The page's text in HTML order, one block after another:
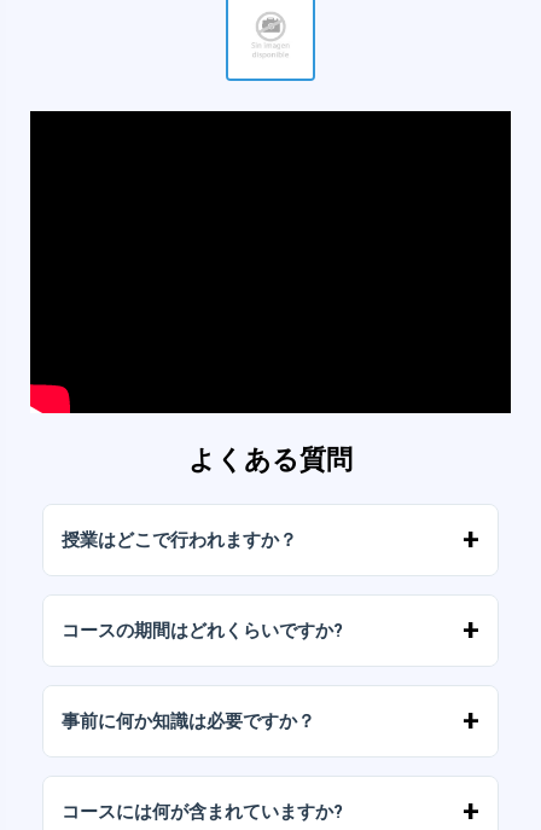
よくある質問
授業はどこで行われますか？
をお送りします。
コースの期間はどれくらいですか?
ルされたセッションで展開されます。
事前に何か知識は必要ですか？
ップしていきます。
コースには何が含まれていますか?